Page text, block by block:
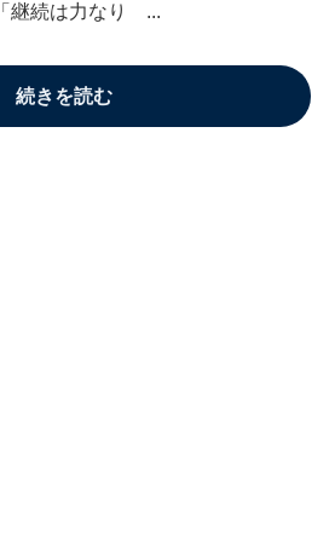
継続は力なり ...
続きを読む